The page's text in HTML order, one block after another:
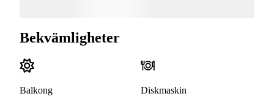
Bekvämligheter
Balkong Diskmaskin